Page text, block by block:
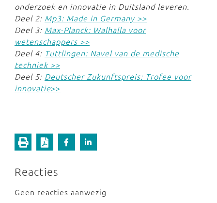
onderzoek en innovatie in Duitsland leveren.
Deel 2: Mp3: Made in Germany >>
Deel 3: Max-Planck: Walhalla voor
wetenschappers >>
Deel 4: Tuttlingen: Navel van de medische
techniek >>
Deel 5: Deutscher Zukunftspreis: Trofee voor
innovatie>>
Reacties
Geen reacties aanwezig